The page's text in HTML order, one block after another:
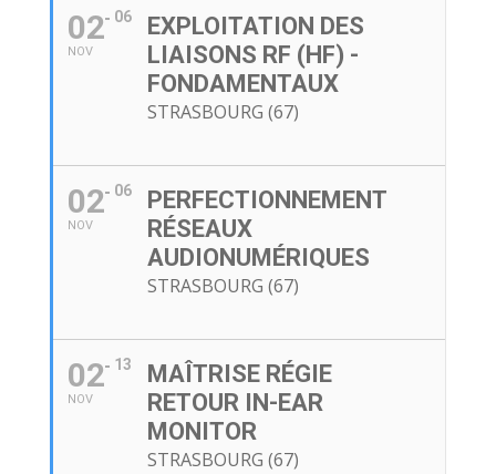
02
NOV
06
EXPLOITATION DES
LIAISONS RF (HF) -
FONDAMENTAUX
STRASBOURG (67)
02
NOV
06
PERFECTIONNEMENT
RÉSEAUX
AUDIONUMÉRIQUES
STRASBOURG (67)
02
NOV
13
MAÎTRISE RÉGIE
RETOUR IN-EAR
MONITOR
STRASBOURG (67)